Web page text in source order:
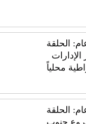
تركيا خلال 12 عام: الحلقة
الإدارات
محلياً
تركيا خلال 12 عام: الحلقة
جنوب